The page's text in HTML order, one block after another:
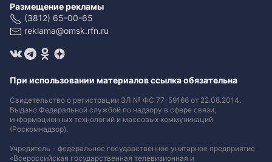
Размещение рекламы
(3812) 65-00-65
reklama@omsk.rfn.ru
При использовании материалов ссылка обязательна
Свидетельство о регистрации ЭЛ № ФС 77-59166 от 22.08.2014.
Выдано Федеральной службой по надзору в сфере связи,
информационных технологий и массовых коммуникаций
(Роскомнадзор).
Учредитель - федеральное государственное унитарное предприятие
«Всероссийская государственная телевизионная и